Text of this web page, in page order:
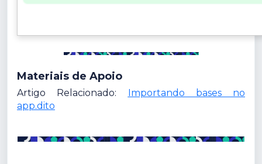
Materiais de Apoio
Artigo Relacionado: Importando bases no
app.dito